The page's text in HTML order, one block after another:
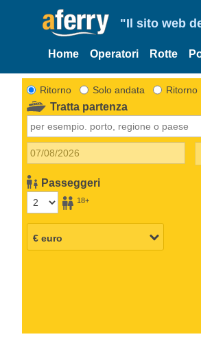
"Il sito web
Home Operatori Rotte
Ritorno Solo andata Ritorno
Tratta partenza
Passeggeri
18+